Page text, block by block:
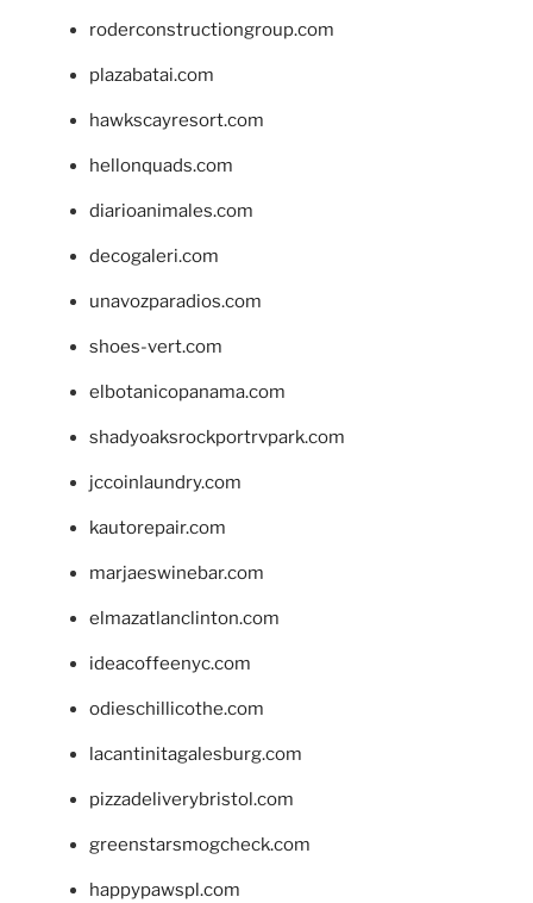
roderconstructiongroup.com
plazabatai.com
hawkscayresort.com
hellonquads.com
diarioanimales.com
decogaleri.com
unavozparadios.com
shoes-vert.com
elbotanicopanama.com
shadyoaksrockportrvpark.com
jccoinlaundry.com
kautorepair.com
marjaeswinebar.com
elmazatlanclinton.com
ideacoffeenyc.com
odieschillicothe.com
lacantinitagalesburg.com
pizzadeliverybristol.com
greenstarsmogcheck.com
happypawspl.com